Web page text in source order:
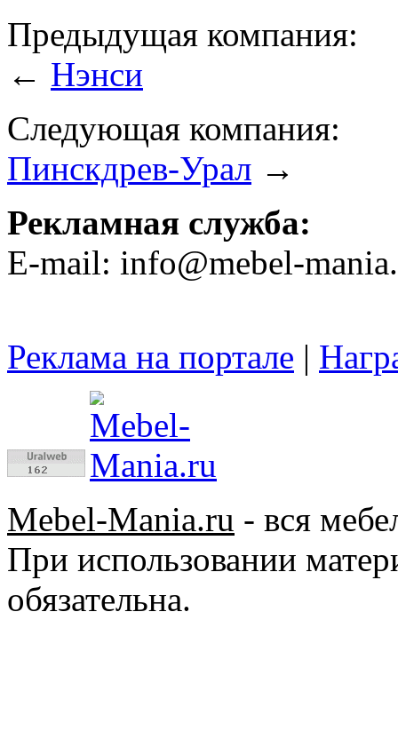
Предыдущая компания:
← Нэнси
Следующая компания:
Пинскдрев-Урал →
Рекламная служба:
E-mail: info@mebel-
Реклама на портале |
Mebel-Mania.ru - вся
При использовании
обязательна.